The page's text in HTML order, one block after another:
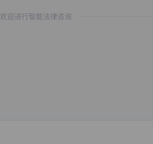
欢迎进行智能法律咨询